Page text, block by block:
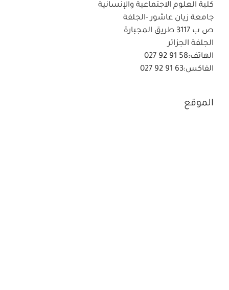
كلية العلوم الاجتماعية والإنسانية
جامعة زيان عاشور -الجلفة
ص ب 3117 طريق المجبارة
الجلفة الجزائر
الهاتف:58 91 92 027
الفاكس:63 91 92 027
الموقع